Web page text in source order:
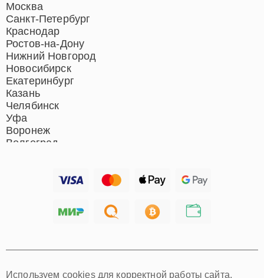
Москва
Санкт-Петербург
Краснодар
Ростов-на-Дону
Нижний Новгород
Новосибирск
Екатеринбург
Казань
Челябинск
Уфа
Воронеж
Волгоград
Хабаровск
Используем cookies для корректной работы сайта,